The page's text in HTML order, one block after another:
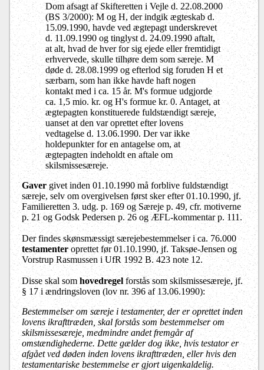
Dom afsagt af Skifteretten i Vejle d. 22.08.2000
(BS 3/2000): M og H, der indgik ægteskab d.
15.09.1990, havde ved ægtepagt underskrevet
d. 11.09.1990 og tinglyst d. 24.09.1990 aftalt,
at alt, hvad de hver for sig ejede eller fremtidigt
erhvervede, skulle tilhøre dem som særeje. M
døde d. 28.08.1999 og efterlod sig foruden H et
særbarn, som han ikke havde haft nogen
kontakt med i ca. 15 år. M's formue udgjorde
ca. 1,5 mio. kr. og H's formue kr. 0. Antaget, at
ægtepagten konstituerede fuldstændigt særeje,
uanset at den var oprettet efter lovens
vedtagelse d. 13.06.1990. Der var ikke
holdepunkter for en antagelse om, at
ægtepagten indeholdt en aftale om
skilsmissesæreje.
Gavergivet inden 01.10.1990 må forblive fuldstændigt
særeje, selv om overgivelsen først sker efter 01.10.1990, jf.
Familieretten 3. udg. p. 169 og Særeje p. 49, cfr. motiverne
p. 21 og Godsk Pedersen p. 26 og ÆFL-kommentar p. 111.
Der findes skønsmæssigt særejebestemmelser i ca. 76.000
testamenteroprettet før 01.10.1990, jf. Taksøe-Jensen og
Vorstrup Rasmussen i UfR 1992 B. 423 note 12.
Disse skal somhovedregel forstås som skilsmissesæreje, jf.
§ 17 i ændringsloven (lov nr. 396 af 13.06.1990):
Bestemmelser om særeje i testamenter, der er oprettet inden
lovens ikrafttræden, skal forstås som bestemmelser om
skilsmissesæreje, medmindre andet fremgår af
omstændighederne. Dette gælder dog ikke, hvis testator er
afgået ved døden inden lovens ikrafttræden, eller hvis den
testamentariske bestemmelse er gjort uigenkaldelig.